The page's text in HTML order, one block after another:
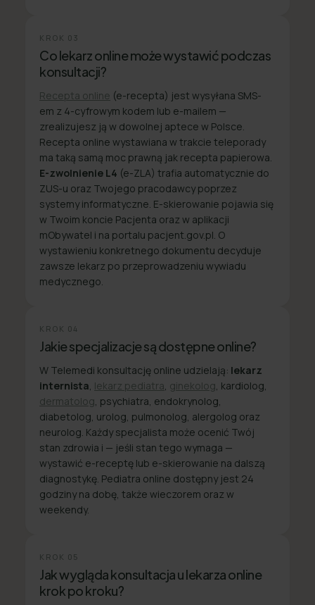
KROK 03
Co lekarz online może wystawić podczas
konsultacji?
Recepta online (e-recepta) jest wysyłana SMS-
em z 4-cyfrowym kodem lub e-mailem —
zrealizujesz ją w dowolnej aptece w Polsce.
Recepta online wystawiana w trakcie teleporady
ma taką samą moc prawną jak recepta papierowa.
E-zwolnienie L4 (e-ZLA) trafia automatycznie do
ZUS-u oraz Twojego pracodawcy poprzez
systemy informatyczne. E-skierowanie pojawia się
w Twoim koncie Pacjenta oraz w aplikacji
mObywatel i na portalu pacjent.gov.pl. O
wystawieniu konkretnego dokumentu decyduje
zawsze lekarz po przeprowadzeniu wywiadu
medycznego.
KROK 04
Jakie specjalizacje są dostępne online?
W Telemedi konsultację online udzielają: lekarz
internista lekarz pediatra ginekolog , kardiolog,
dermatolog , psychiatra, endokrynolog,
diabetolog, urolog, pulmonolog, alergolog oraz
neurolog. Każdy specjalista może ocenić Twój
stan zdrowia i — jeśli stan tego wymaga —
wystawić e-receptę lub e-skierowanie na dalszą
diagnostykę. Pediatra online dostępny jest 24
godziny na dobę, także wieczorem oraz w
weekendy.
KROK 05
Jak wygląda konsultacja u lekarza online
krok po kroku?